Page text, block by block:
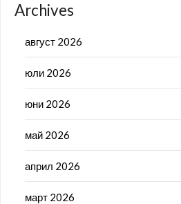
Archives
август 2026
юли 2026
юни 2026
май 2026
април 2026
март 2026